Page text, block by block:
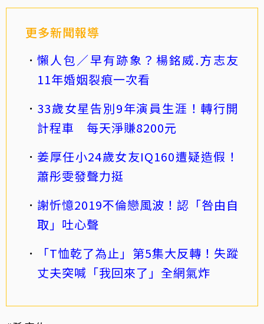
更多新聞報導
懶人包／早有跡象？楊銘威.方志友
11年婚姻裂痕一次看
33歲女星告別9年演員生涯！轉行開
計程車 每天淨賺8200元
姜厚任小24歲女友IQ160遭疑造假！
蕭彤雯發聲力挺
謝忻憶2019不倫戀風波！認「咎由自
取」吐心聲
「T恤乾了為止」第5集大反轉！失蹤
丈夫突喊「我回來了」全網氣炸